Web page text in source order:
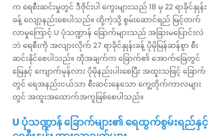
က ရေစီးဆင်းမှုတွင် ဒီဇိုင်းပါ ကွေးများသည် 18 မှ 22 ရာခိုင်နှုန်း
ခန့် လျော့နည်းစေပါသည်။ ထို့ကဲ့သို့ စွမ်းဆောင်ရည် မြင့်တက်
လာမှုကြောင့် U ပုံသဏ္ဍာန် ခြောက်များသည် အခြားမပြောင်းလဲ
ဘဲ ရေစီးကို အလျားလိုက် 27 ရာခိုင်နှုန်းခန့် ပိုမိုမြန်ဆန်စွာ စီး
ဆင်းနိုင်စေပါသည်။ ထိုအချက်က ခြောက်၏ အောက်ခြေတွင်
မြေနှင့် ကျောက်မုန်လား ပိုမိုနည်းပါးစေပြီး အထူးသဖြင့် ခြောက်
တွင် ရေအနည်းငယ်သာ စီးဆင်းနေသော ကွေ့တိုက်ကာလများ
တွင် အထူးအထောက်အကူဖြစ်စေပါသည်။
U ပုံသဏ္ဍာန် ခြောက်များ၏ ရေထွက်စွမ်းရည်နှင့်